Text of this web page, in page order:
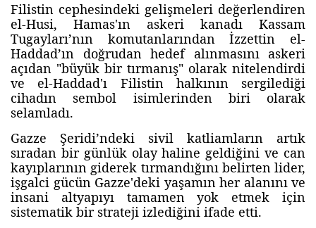
Filistin cephesindeki gelişmeleri değerlendiren
el-Husi, Hamas'ın askeri kanadı Kassam
Tugayları’nın komutanlarından İzzettin el-
Haddad’ın doğrudan hedef alınmasını askeri
açıdan "büyük bir tırmanış" olarak nitelendirdi
ve el-Haddad'ı Filistin halkının sergilediği
cihadın sembol isimlerinden biri olarak
selamladı.
Gazze Şeridi’ndeki sivil katliamların artık
sıradan bir günlük olay haline geldiğini ve can
kayıplarının giderek tırmandığını belirten lider,
işgalci gücün Gazze'deki yaşamın her alanını ve
insani altyapıyı tamamen yok etmek için
sistematik bir strateji izlediğini ifade etti.